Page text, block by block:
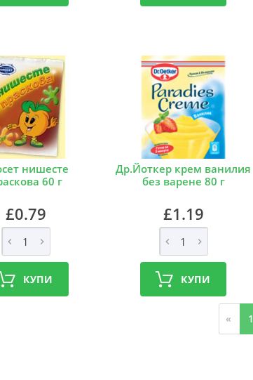
нишесте
60 г
£0.79
КУПИ
Др.Йоткер крем ванилия
без варене 80 г
£1.19
КУПИ
« 1